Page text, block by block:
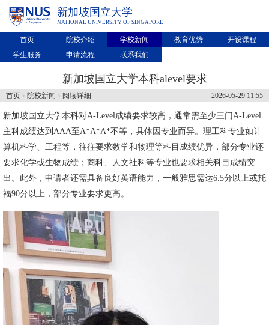
新加坡国立大学
NATIONAL UNIVERSITY OF SINGAPORE
首页 院校介绍 学校新闻 教育优势
开设课程
学生服务
申请流程 联系我们
新加坡国立大学本科alevel要求
2026-05-29 11:55
首页 > 院校新闻 > 阅读详细
新加坡国立大学本科对A-Level成绩要求较高，通常需至少三门A-Level
主科成绩达到AAA至A*A*A*不等，具体因专业而异。理工科专业如计
算机科学、工程等，往往要求数学和物理等科目成绩优异，部分专业还
要求化学或生物成绩；商科、人文社科等专业也要求相关科目成绩突
出。此外，申请者还需具备良好英语能力，一般雅思需达6.5分以上或托
福90分以上，部分专业要求更高。